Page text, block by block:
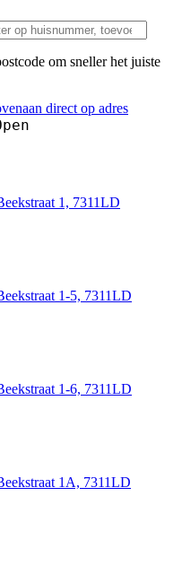
om sneller het juiste
direct op adres
1, 7311LD
1-5, 7311LD
1-6, 7311LD
1A, 7311LD